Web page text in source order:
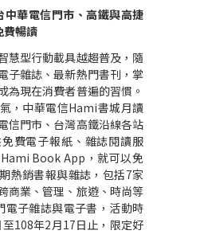
中華電信門市、高鐵與高捷
費暢讀
慧型行動載具越趨普及，隨
子雜誌、最新熱門書刊，掌
為現在消費者普遍的習慣。
，中華電信Hami書城月讀
信門市、台灣高鐵沿線各站
費電子報紙、雜誌閱讀服
Hami Book App ，就可以免
熱銷書報與雜誌，包括7家
商業、管理、旅遊、時尚等
電子雜誌與電子書，活動時
至108年2月17日止，限定好